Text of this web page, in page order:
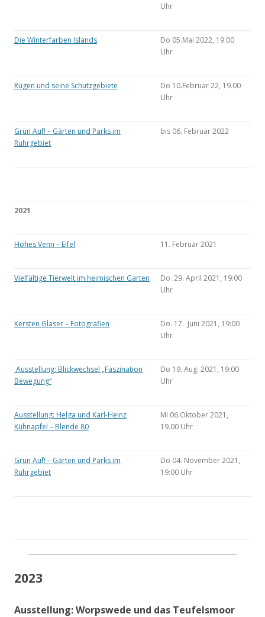
Uhr
Die Winterfarben Islands
Do 05.Mai 2022, 19.00
Uhr
Rügen und seine Schutzgebiete
Do 10.Februar 22, 19.00
Uhr
Grün Auf! – Gärten und Parks im
Ruhrgebiet
bis 06. Februar 2022
2021
Hohes Venn – Eifel 11. Februar 2021
Vielfältige Tierwelt im heimischen Garten
Do. 29. April 2021, 19:00
Uhr
Kersten Glaser – Fotografien
Do. 17. Juni 2021, 19:00
Uhr
Ausstellung: Blickwechsel „Faszination
Bewegung“
Do 19. Aug. 2021, 19:00
Uhr
Ausstellung: Helga und Karl-Heinz
Kühnapfel – Blende 80
Mi 06.Oktober 2021,
19.00 Uhr
Grün Auf! – Gärten und Parks im
Ruhrgebiet
Do 04. November 2021,
19:00 Uhr
2023
Ausstellung: Worpswede und das Teufelsmoor